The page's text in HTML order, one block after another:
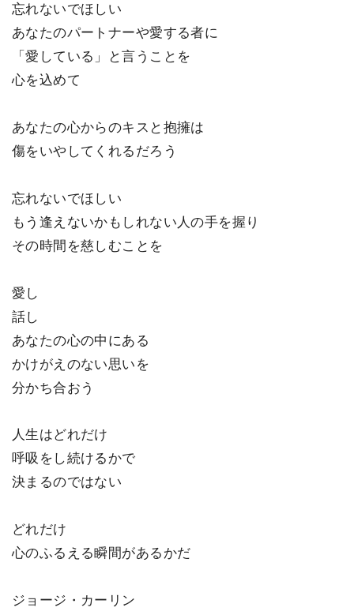
忘れないでほしい
あなたのパートナーや愛する者に
「愛している」と言うことを
心を込めて
あなたの心からのキスと抱擁は
傷をいやしてくれるだろう
忘れないでほしい
もう逢えないかもしれない人の手を握り
その時間を慈しむことを
愛し
話し
あなたの心の中にある
かけがえのない思いを
分かち合おう
人生はどれだけ
呼吸をし続けるかで
決まるのではない
どれだけ
心のふるえる瞬間があるかだ
ジョージ・カーリン